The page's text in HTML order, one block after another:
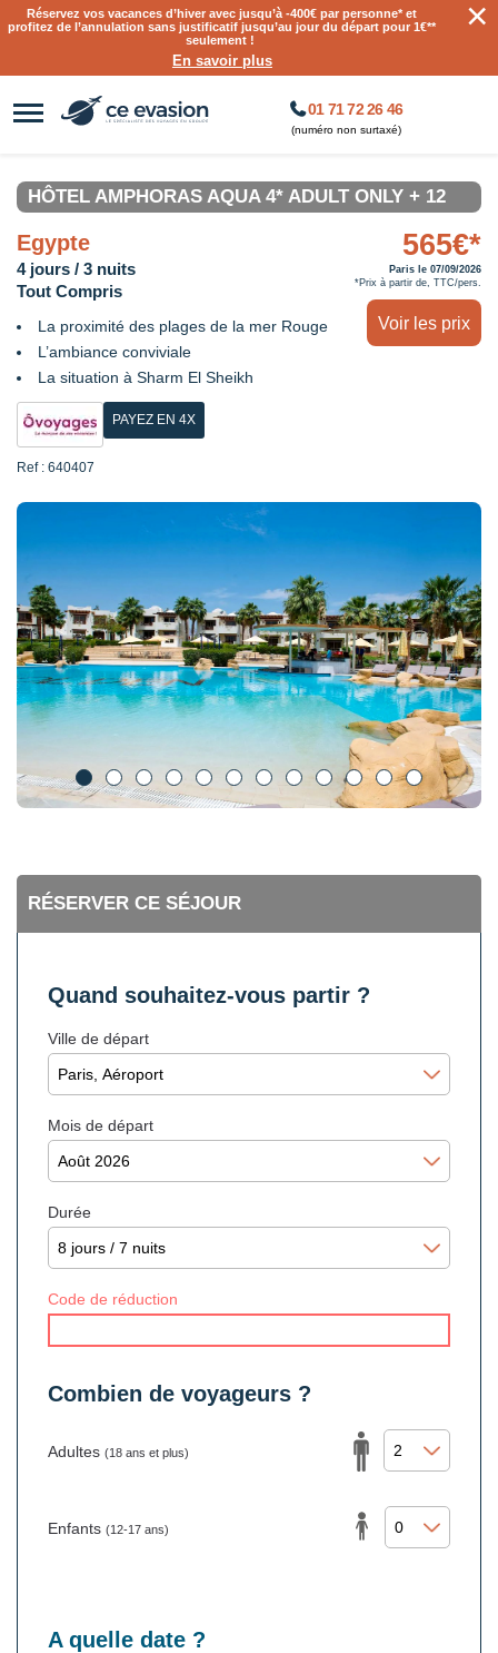
Réservez vos vacances d’hiver avec jusqu’à-400€ par personne* et
profitez de l’annulation sans justificatif jusqu’au jour du départ pour 1€**
seulement !
En savoir plus
×
01 71 72 26 46
(numéro non surtaxé)
HÔTEL AMPHORAS AQUA 4* ADULT ONLY + 12
Egypte
4 jours / 3 nuits
Tout Compris
La proximité des plages de la mer Rouge
L’ambiance conviviale
La situation à Sharm El Sheikh
PAYEZ EN 4X
Ref : 640407
565€*
Paris le 07/09/2026
*Prix à partir de, TTC/pers.
Voir les prix
RÉSERVER CE SÉJOUR
Quand souhaitez-vous partir ?
Ville de départ
Mois de départ
Durée
Code de réduction
Combien de voyageurs ?
Adultes (18 ans et plus)
Enfants (12-17 ans)
A quelle date ?